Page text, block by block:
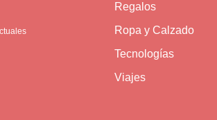
Regalos
Ropa y Calzado
Tecnologías
Viajes